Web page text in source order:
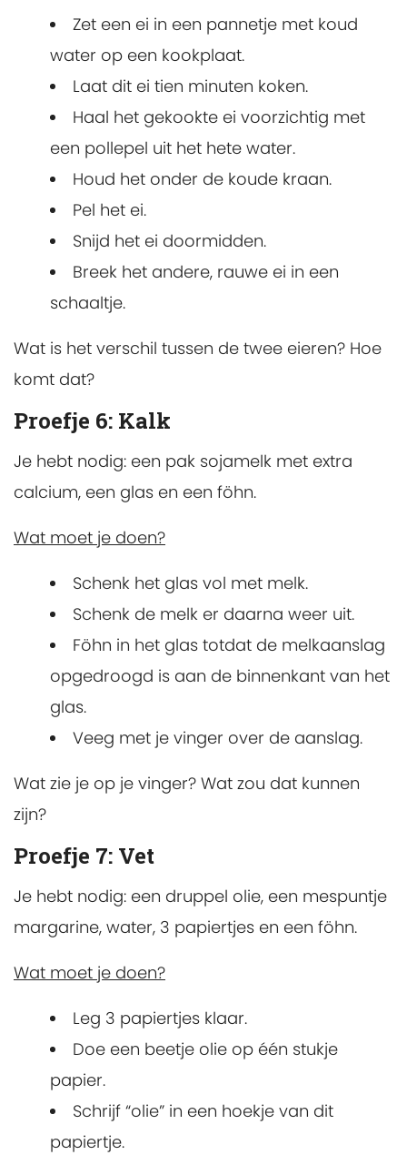
Zet een ei in een pannetje met koud
water op een kookplaat.
Laat dit ei tien minuten koken.
Haal het gekookte ei voorzichtig met
een pollepel uit het hete water.
Houd het onder de koude kraan.
Pel het ei.
Snijd het ei doormidden.
Breek het andere, rauwe ei in een
schaaltje.
Wat is het verschil tussen de twee eieren? Hoe
komt dat?
Proefje 6: Kalk
Je hebt nodig: een pak sojamelk met extra
calcium, een glas en een föhn.
Wat moet je doen?
Schenk het glas vol met melk.
Schenk de melk er daarna weer uit.
Föhn in het glas totdat de melkaanslag
opgedroogd is aan de binnenkant van het
glas.
Veeg met je vinger over de aanslag.
Wat zie je op je vinger? Wat zou dat kunnen
zijn?
Proefje 7: Vet
Je hebt nodig: een druppel olie, een mespuntje
margarine, water, 3 papiertjes en een föhn.
Wat moet je doen?
Leg 3 papiertjes klaar.
Doe een beetje olie op één stukje
papier.
Schrijf “olie” in een hoekje van dit
papiertje.